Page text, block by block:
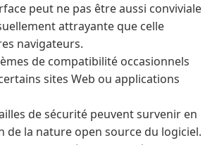
peut ne pas être aussi conviviale
attrayante que celle
navigateurs.
de compatibilité occasionnels
sites Web ou applications
de sécurité peuvent survenir en
de la nature open source du logiciel.